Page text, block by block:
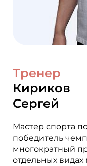
Тренер
Кириков
Сергей
Мастер спорта
победитель
многократный
отдельных видах